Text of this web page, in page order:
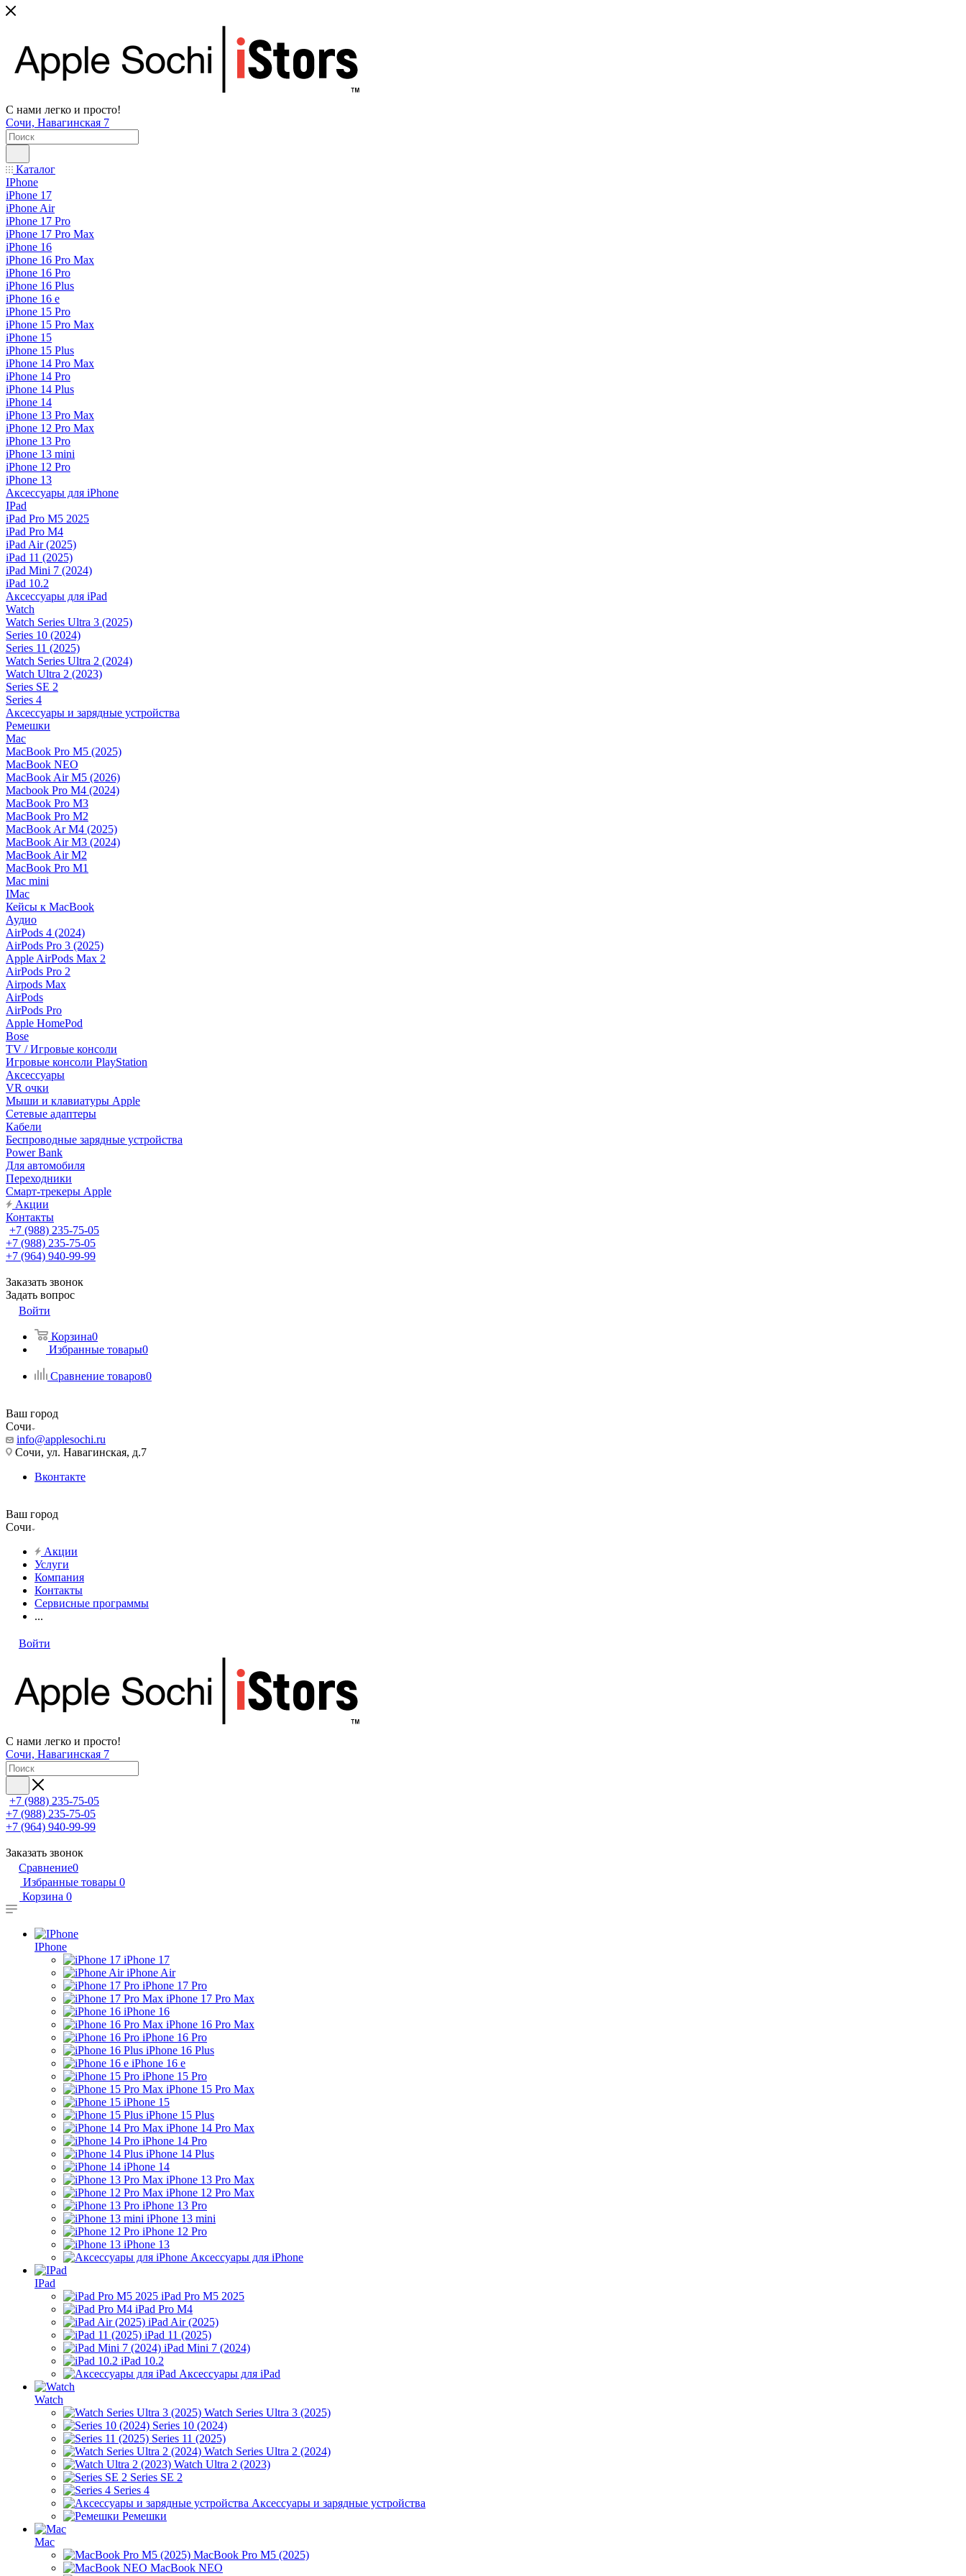
С нами легко и просто!
Сочи, Навагинская 7
Каталог
IPhone
iPhone 17
iPhone Air
iPhone 17 Pro
iPhone 17 Pro Max
iPhone 16
iPhone 16 Pro Max
iPhone 16 Pro
iPhone 16 Plus
iPhone 16 e
iPhone 15 Pro
iPhone 15 Pro Max
iPhone 15
iPhone 15 Plus
iPhone 14 Pro Max
iPhone 14 Pro
iPhone 14 Plus
iPhone 14
iPhone 13 Pro Max
iPhone 12 Pro Max
iPhone 13 Pro
iPhone 13 mini
iPhone 12 Pro
iPhone 13
Аксессуары для iPhone
IPad
iPad Pro M5 2025
iPad Pro M4
iPad Air (2025)
iPad 11 (2025)
iPad Mini 7 (2024)
iPad 10.2
Аксессуары для iPad
Watch
Watch Series Ultra 3 (2025)
Series 10 (2024)
Series 11 (2025)
Watch Series Ultra 2 (2024)
Watch Ultra 2 (2023)
Series SE 2
Series 4
Аксессуары и зарядные устройства
Ремешки
Mac
MacBook Pro M5 (2025)
MacBook NEO
MacBook Air M5 (2026)
Macbook Pro M4 (2024)
MacBook Pro M3
MacBook Pro M2
MacBook Ar M4 (2025)
MacBook Air M3 (2024)
MacBook Air M2
MacBook Pro M1
Mac mini
IMac
Кейсы к MacBook
Аудио
AirPods 4 (2024)
AirPods Pro 3 (2025)
Apple AirPods Max 2
AirPods Pro 2
Airpods Max
AirPods
AirPods Pro
Apple HomePod
Bose
TV / Игровые консоли
Игровые консоли PlayStation
Аксессуары
VR очки
Мыши и клавиатуры Apple
Сетевые адаптеры
Кабели
Беспроводные зарядные устройства
Power Bank
Для автомобиля
Переходники
Смарт-трекеры Apple
Акции
Контакты
+7 (988) 235-75-05
+7 (988) 235-75-05
+7 (964) 940-99-99
Заказать звонок
Задать вопрос
Войти
Корзина0
Избранные товары0
Сравнение товаров0
Ваш город
Сочи
info@applesochi.ru
Сочи, ул. Навагинская, д.7
Вконтакте
Ваш город
Сочи
Акции
Услуги
Компания
Контакты
Сервисные программы
...
Войти
С нами легко и просто!
Сочи, Навагинская 7
+7 (988) 235-75-05
+7 (988) 235-75-05
+7 (964) 940-99-99
Заказать звонок
Сравнение0
Избранные товары 0
Корзина 0
IPhone
iPhone 17
iPhone Air
iPhone 17 Pro
iPhone 17 Pro Max
iPhone 16
iPhone 16 Pro Max
iPhone 16 Pro
iPhone 16 Plus
iPhone 16 e
iPhone 15 Pro
iPhone 15 Pro Max
iPhone 15
iPhone 15 Plus
iPhone 14 Pro Max
iPhone 14 Pro
iPhone 14 Plus
iPhone 14
iPhone 13 Pro Max
iPhone 12 Pro Max
iPhone 13 Pro
iPhone 13 mini
iPhone 12 Pro
iPhone 13
Аксессуары для iPhone
IPad
iPad Pro M5 2025
iPad Pro M4
iPad Air (2025)
iPad 11 (2025)
iPad Mini 7 (2024)
iPad 10.2
Аксессуары для iPad
Watch
Watch Series Ultra 3 (2025)
Series 10 (2024)
Series 11 (2025)
Watch Series Ultra 2 (2024)
Watch Ultra 2 (2023)
Series SE 2
Series 4
Аксессуары и зарядные устройства
Ремешки
Mac
MacBook Pro M5 (2025)
MacBook NEO